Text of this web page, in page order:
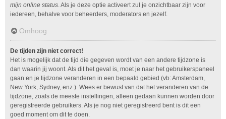
mijn online status. Als je deze optie activeert zul je onzichtbaar zijn voor
iedereen, behalve voor beheerders, moderators en jezelf.
Omhoog
De tijden zijn niet correct!
Het is mogelijk dat de tijd die gegeven wordt van een andere tijdzone is
dan waarin jij woont. Als dit het geval is, moet je naar het gebruikerspaneel
gaan en je tijdzone veranderen in een bepaald gebied (vb: Amsterdam,
New York, Sydney, enz.). Wees er bewust van dat het veranderen van de
tijdzone, zoals de meeste instellingen, alleen gedaan kunnen worden door
geregistreerde gebruikers. Als je nog niet geregistreerd bent is dit een
goed moment om dit te doen.